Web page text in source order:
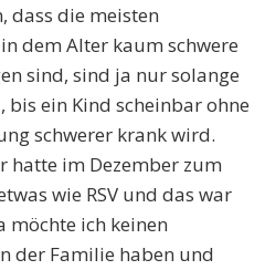
dass die meisten
dem Alter kaum schwere
sind, sind ja nur solange
bis ein Kind scheinbar ohne
schwerer krank wird.
hatte im Dezember zum
wie RSV und das war
möchte ich keinen
der Familie haben und